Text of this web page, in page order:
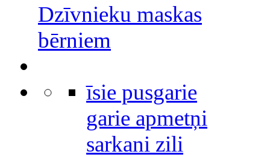
Dzīvnieku maskas
bērniem
īsie pusgarie
garie apmetņi
sarkani zili